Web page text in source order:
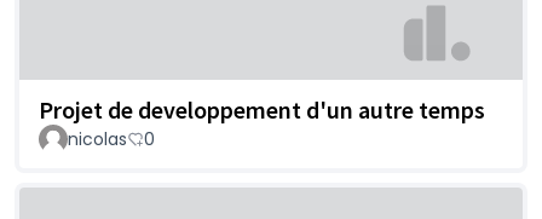
Projet de developpement d'un autre temps
nicolas 0